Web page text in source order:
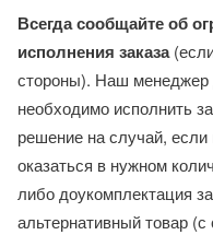
Всегда сообщайте об
исполнения заказа
стороны). Наш менеджер
необходимо исполнить
решение на случай, если
оказаться в нужном
либо доукомплектация
альтернативный товар